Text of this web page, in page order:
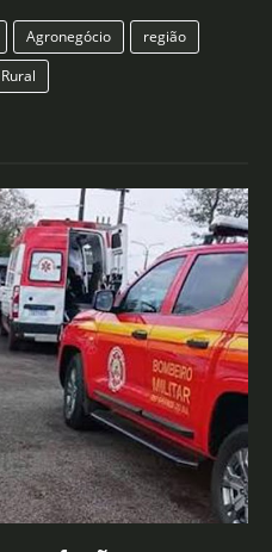
Agronegócio
região
Rural